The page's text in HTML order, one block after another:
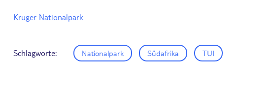
Kruger Nationalpark
Schlagworte: Nationalpark Südafrika TUI